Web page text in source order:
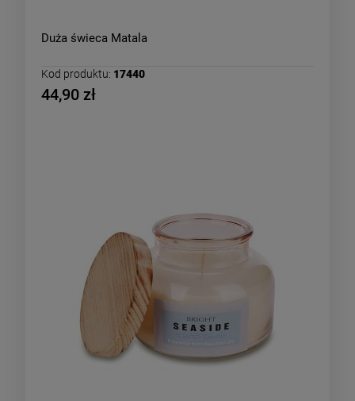
Duża świeca Matala
Kod produktu: 17440
44,90 zł